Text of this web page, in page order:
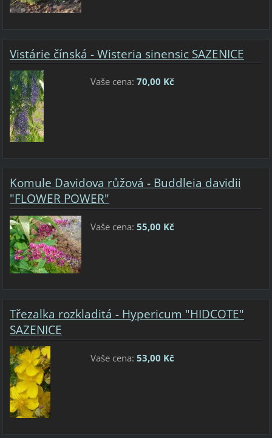
Vistárie čínská - Wisteria sinensic SAZENICE
Vaše cena: 70,00 Kč
Komule Davidova růžová - Buddleia davidii
"FLOWER POWER"
Vaše cena: 55,00 Kč
Třezalka rozkladitá - Hypericum "HIDCOTE"
SAZENICE
Vaše cena: 53,00 Kč